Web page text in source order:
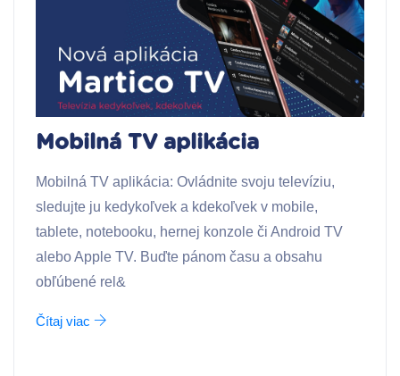
Mobilná TV aplikácia
Mobilná TV aplikácia: Ovládnite svoju televíziu,
sledujte ju kedykoľvek a kdekoľvek v mobile,
tablete, notebooku, hernej konzole či Android TV
alebo Apple TV. Buďte pánom času a obsahu
obľúbené rel&
Čítaj viac